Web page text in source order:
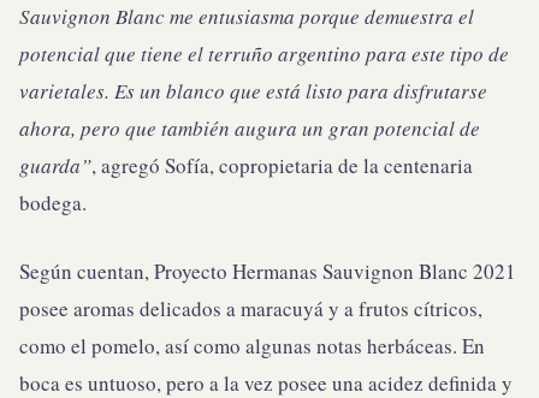
Sauvignon Blanc me entusiasma porque demuestra el
potencial que tiene el terruño argentino para este tipo de
varietales. Es un blanco que está listo para disfrutarse
ahora, pero que también augura un gran potencial de
guarda”, agregó Sofía, copropietaria de la centenaria
bodega.
Según cuentan, Proyecto Hermanas Sauvignon Blanc 2021
posee aromas delicados a maracuyá y a frutos cítricos,
como el pomelo, así como algunas notas herbáceas. En
boca es untuoso, pero a la vez posee una acidez definida y